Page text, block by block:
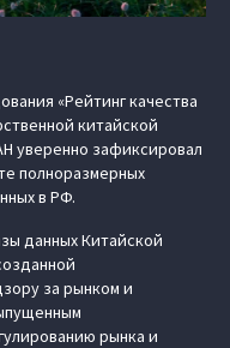
«Рейтинг качества
китайской
уверенно зафиксировал
полноразмерных
в РФ.
данных Китайской
за рынком и
рынка и